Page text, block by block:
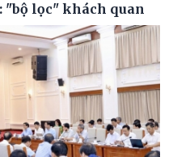
"bộ lọc" khách quan